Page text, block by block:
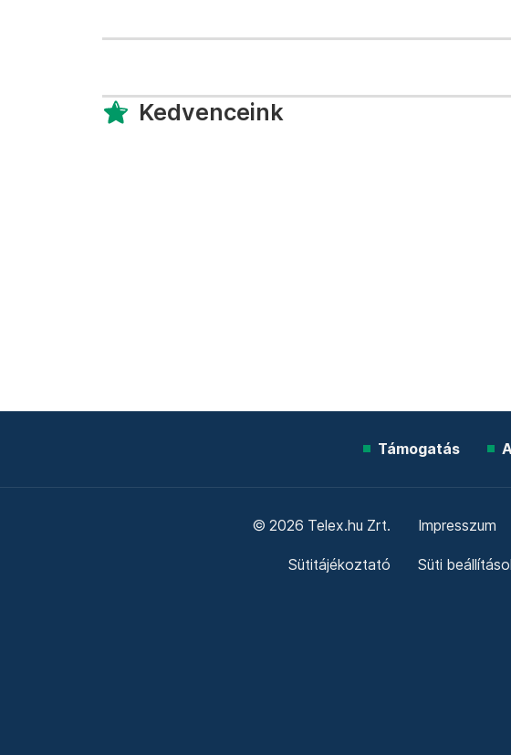
Kedvenceink
Támogatás
© 2026 Telex.hu Zrt. Impresszum
Sütitájékoztató Süti